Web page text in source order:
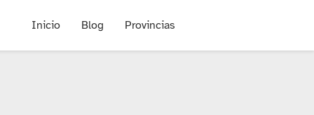
Inicio Blog Provincias